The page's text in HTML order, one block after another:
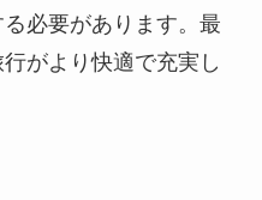
必要があります。最
がより快適で充実し